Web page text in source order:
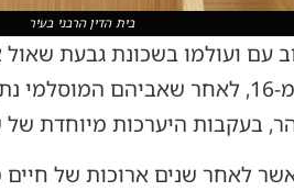
בית הדין הרבני בעיר
עם ועולמו בשכונת גבעת
ליהדות של שלושה אחים בני פחות מ-16,
בעקבות היערכות מיוחדת של
לאחר שנים ארוכות של